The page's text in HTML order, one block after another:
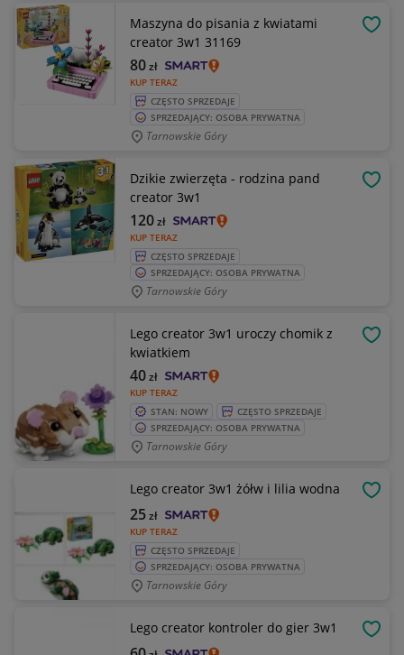
Maszyna do pisania z kwiatami
creator 3w1 31169
KUP TERAZ
80zł
CZĘSTO SPRZEDAJE
SPRZEDAJĄCY: OSOBA PRYWATNA
Tarnowskie Góry
Dzikie zwierzęta - rodzina pand
creator 3w1
KUP TERAZ
120zł
CZĘSTO SPRZEDAJE
SPRZEDAJĄCY: OSOBA PRYWATNA
Tarnowskie Góry
Lego creator 3w1 uroczy chomik z
kwiatkiem
KUP TERAZ
40zł
STAN: NOWY
CZĘSTO SPRZEDAJE
SPRZEDAJĄCY: OSOBA PRYWATNA
Tarnowskie Góry
Lego creator 3w1 żółw i lilia wodna
KUP TERAZ
25zł
CZĘSTO SPRZEDAJE
SPRZEDAJĄCY: OSOBA PRYWATNA
Tarnowskie Góry
Lego creator kontroler do gier 3w1